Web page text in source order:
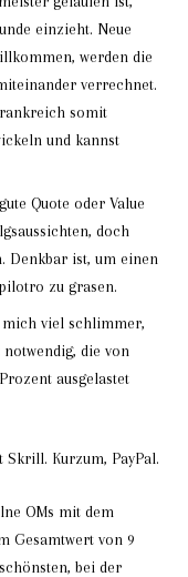
einzieht. Neue
werden die
verrechnet.
somit
und kannst
Quote oder Value
doch
Denkbar ist, um einen
zu grasen.
viel schlimmer,
die von
ausgelastet
Skrill. Kurzum, PayPal.
OMs mit dem
Gesamtwert von 9
bei der